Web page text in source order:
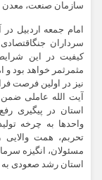
سازمان صنعت، معدن
امام جمعه اردبیل در
سرداران
کیفیت در این
مثمرثمر خواهد بود
نیز در اولین فرصت
آیت الله عاملی
استان در پیگیری
واحدها به چرخه
تحربم، همت
مسئولان، انگیزه
استان رشد صعودی به